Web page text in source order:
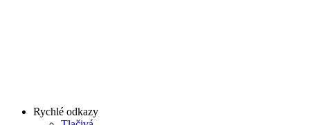
Rychlé odkazy